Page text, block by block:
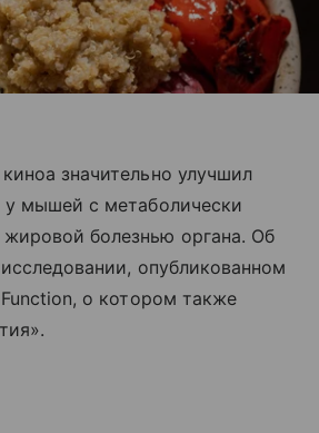
значительно улучшил
у мышей с метаболически
болезнью органа. Об
опубликованном
о котором также